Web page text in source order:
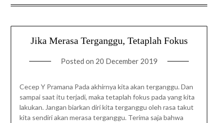
Jika Merasa Terganggu, Tetaplah Fokus
Posted on 20 December 2019
Cecep Y Pramana Pada akhirnya kita akan terganggu. Dan
sampai saat itu terjadi, maka tetaplah fokus pada yang kita
lakukan. Jangan biarkan diri kita terganggu oleh rasa takut
kita sendiri akan merasa terganggu. Terima saja bahwa